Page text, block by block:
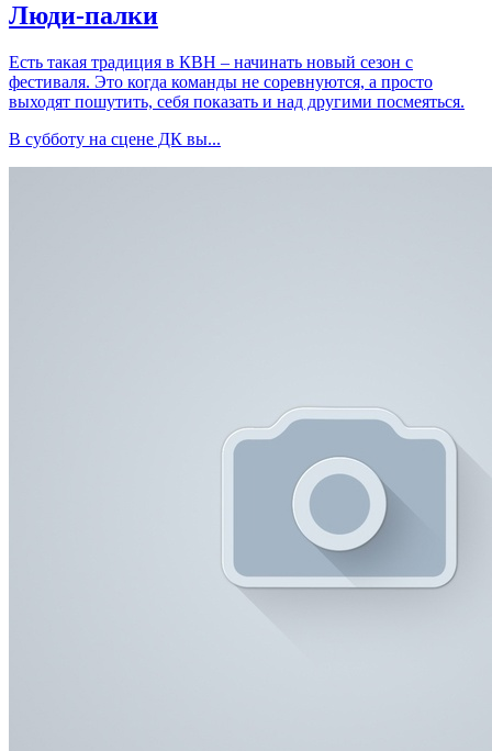
Люди-палки
Есть такая традиция в КВН – начинать новый сезон с
фестиваля. Это когда команды не соревнуются, а просто
выходят пошутить, себя показать и над другими посмеяться.
В субботу на сцене ДК вы...